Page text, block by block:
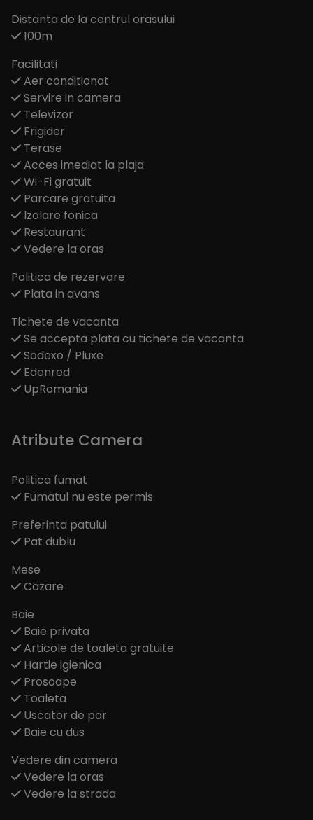
Distanta de la centrul orasului
100m
Facilitati
Aer conditionat
Servire in camera
Televizor
Frigider
Terase
Acces imediat la plaja
Wi-Fi gratuit
Parcare gratuita
Izolare fonica
Restaurant
Vedere la oras
Politica de rezervare
Plata in avans
Tichete de vacanta
Se accepta plata cu tichete de vacanta
Sodexo / Pluxe
Edenred
UpRomania
Atribute Camera
Politica fumat
Fumatul nu este permis
Preferinta patului
Pat dublu
Mese
Cazare
Baie
Baie privata
Articole de toaleta gratuite
Hartie igienica
Prosoape
Toaleta
Uscator de par
Baie cu dus
Vedere din camera
Vedere la oras
Vedere la strada